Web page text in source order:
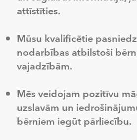
attīstīties.
Mūsu kvalificētie
nodarbības atbilstoši
vajadzībām.
Mēs veidojam pozitīvu
uzslavām un
bērniem iegūt pārliecību.